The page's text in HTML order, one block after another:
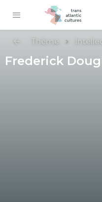
Thème
Frederick